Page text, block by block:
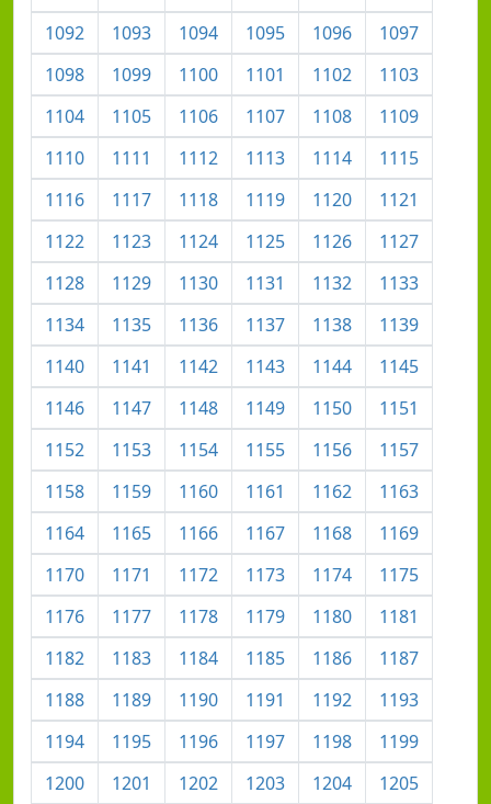
1092
1093 1094 1095 1096
1097
1098
1099 1100 1101 1102
1103
1104
1105 1106 1107 1108
1109
1110
1111 1112 1113 1114
1115
1116
1117 1118 1119 1120
1121
1122
1123 1124 1125 1126
1127
1128
1129 1130 1131 1132
1133
1134
1135 1136 1137 1138
1139
1140
1141 1142 1143 1144
1145
1146
1147 1148 1149 1150
1151
1152
1153 1154 1155 1156
1157
1158
1159 1160 1161 1162
1163
1164
1165 1166 1167 1168
1169
1170
1171 1172 1173 1174
1175
1176
1177 1178 1179 1180
1181
1182
1183 1184 1185 1186
1187
1188
1189 1190 1191 1192
1193
1194
1195 1196 1197 1198
1199
1200
1201 1202 1203 1204
1205